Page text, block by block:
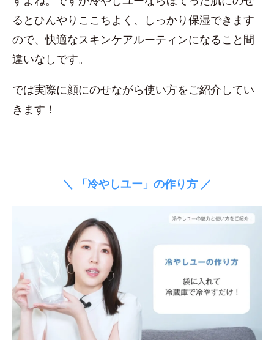
るとひんやりここちよく、しっかり保湿できます
ので、快適なスキンケアルーティンになること間
違いなしです。
では実際に顔にのせながら使い方をご紹介してい
きます！
＼ 「冷やしユー」の作り方 ／